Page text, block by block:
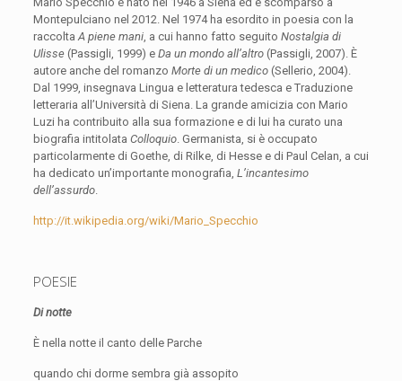
Montepulciano nel 2012. Nel 1974 ha esordito in poesia con la
raccoltaA piene mani, a cui hanno fatto seguito Nostalgia di
Ulisse(Passigli, 1999) e Da un mondo all’altro(Passigli, 2007). È
autore anche del romanzo Morte di un medico(Sellerio, 2004).
Dal 1999, insegnava Lingua e letteratura tedesca e Traduzione
letteraria all’Università di Siena. La grande amicizia con Mario
Luzi ha contribuito alla sua formazione e di lui ha curato una
biografia intitolata Colloquio. Germanista, si è occupato
particolarmente di Goethe, di Rilke, di Hesse e di Paul Celan, a cui
ha dedicato un’importante monografia, L’incantesimo
dell’assurdo.
http://it.wikipedia.org/wiki/Mario_Specchio
POESIE
Di notte
È nella notte il canto delle Parche
quando chi dorme sembra già assopito